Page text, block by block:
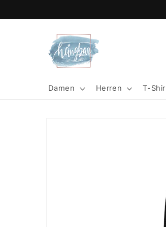
Inhalt
Damen Herren T-